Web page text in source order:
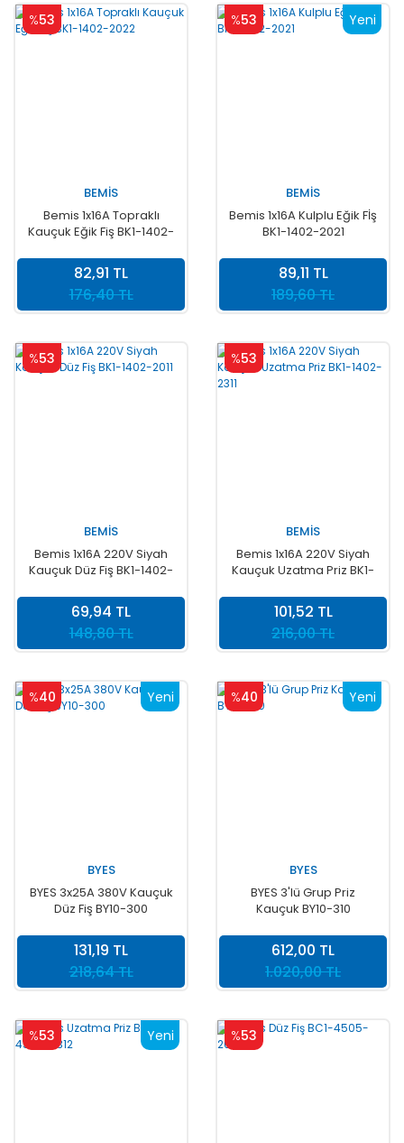
%53
BEMİS
Bemis 1x16A Topraklı
Kauçuk Eğik Fiş BK1-1402-
176,40 TL
82,91 TL
Yeni
%53
BEMİS
Bemis 1x16A Kulplu Eğik Fİş
BK1-1402-2021
189,60 TL
89,11 TL
%53
BEMİS
Bemis 1x16A 220V Siyah
Kauçuk Düz Fiş BK1-1402-
148,80 TL
69,94 TL
%53
BEMİS
Bemis 1x16A 220V Siyah
Kauçuk Uzatma Priz BK1-
216,00 TL
101,52 TL
Yeni
%40
BYES
BYES 3x25A 380V Kauçuk
Düz Fiş BY10-300
218,64 TL
131,19 TL
Yeni
%40
BYES
BYES 3'lü Grup Priz
Kauçuk BY10-310
1.020,00 TL
612,00 TL
Yeni
%53 %53